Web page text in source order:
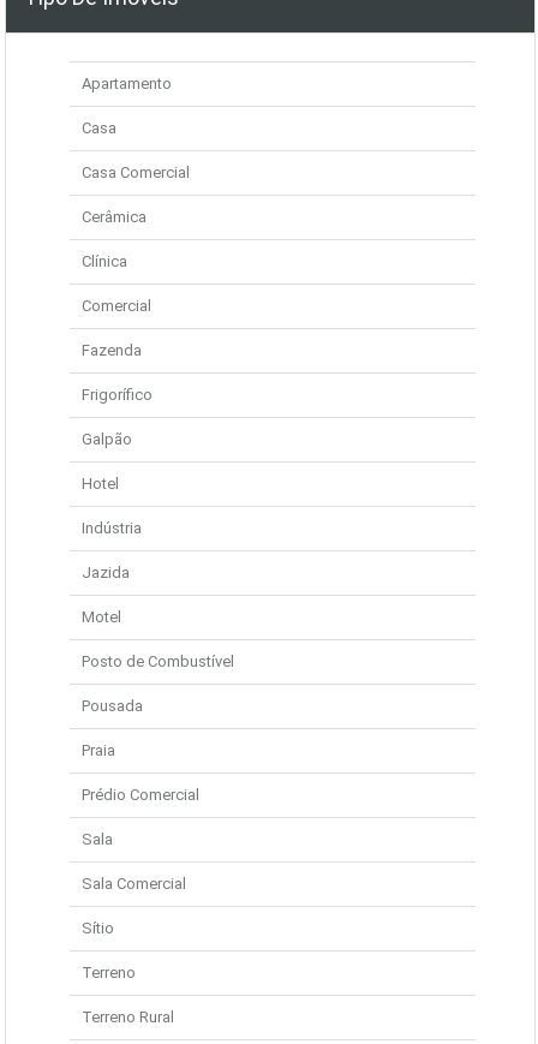
Apartamento
Casa
Casa Comercial
Cerâmica
Clínica
Comercial
Fazenda
Frigorífico
Galpão
Hotel
Indústria
Jazida
Motel
Posto de Combustível
Pousada
Praia
Prédio Comercial
Sala
Sala Comercial
Sítio
Terreno
Terreno Rural